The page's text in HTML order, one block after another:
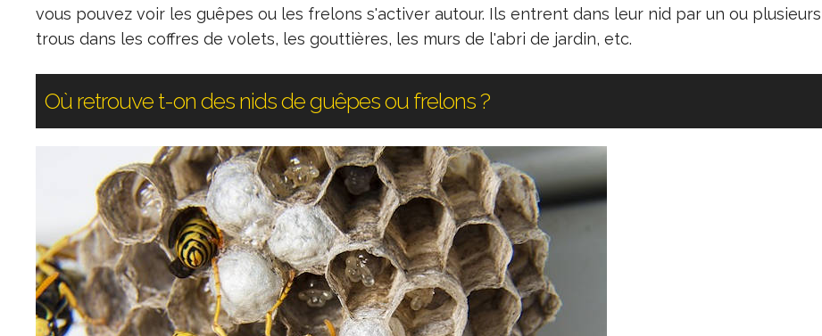
vous pouvez voir les guêpes ou les frelons s'activer autour. Ils entrent dans leur nid par un ou plusieurs
trous dans les coffres de volets, les gouttières, les murs de l'abri de jardin, etc.
Où retrouve t-on des nids de guêpes ou frelons ?